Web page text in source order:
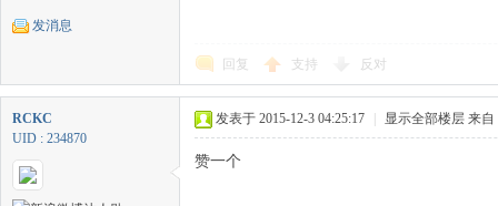
发消息
回复 支持 反对
RCKC
UID : 234870
发表于 2015-12-3 04:25:17 显示全部楼层 来自
赞一个